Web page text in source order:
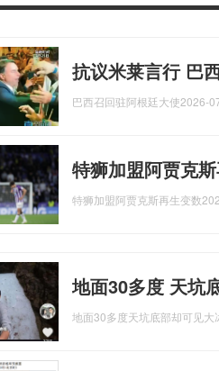
抗议米莱言行 巴
巴西召回驻阿根廷大使2026-
特狮加盟阿贾克
特狮加盟阿贾克斯再生变数
地面30多度 天坑
地面30多度天坑底部却可见大